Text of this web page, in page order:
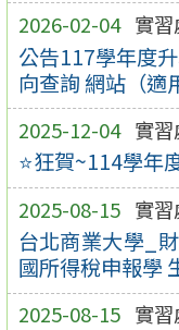
2026-02-04 實習
公告117學年度
向查詢 網站（適
2025-12-04 實習
⭐狂賀~114學年
2025-08-15 實習
台北商業大學_
國所得稅申報學
2025-08-15 實習